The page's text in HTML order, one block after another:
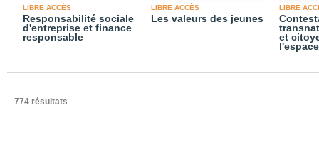
LIBRE ACCÈS
Responsabilité sociale
d'entreprise et finance
responsable
LIBRE ACCÈS
Les valeurs des jeunes
LIBRE
et
774 résultats